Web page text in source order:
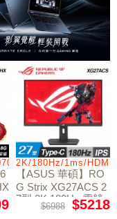
512GB/16G
2K/180Hz/1ms/
【ASUS 華碩】RO
G Strix XG27ACS 2
7型 2K 180Hz 電競
$6988 $5218